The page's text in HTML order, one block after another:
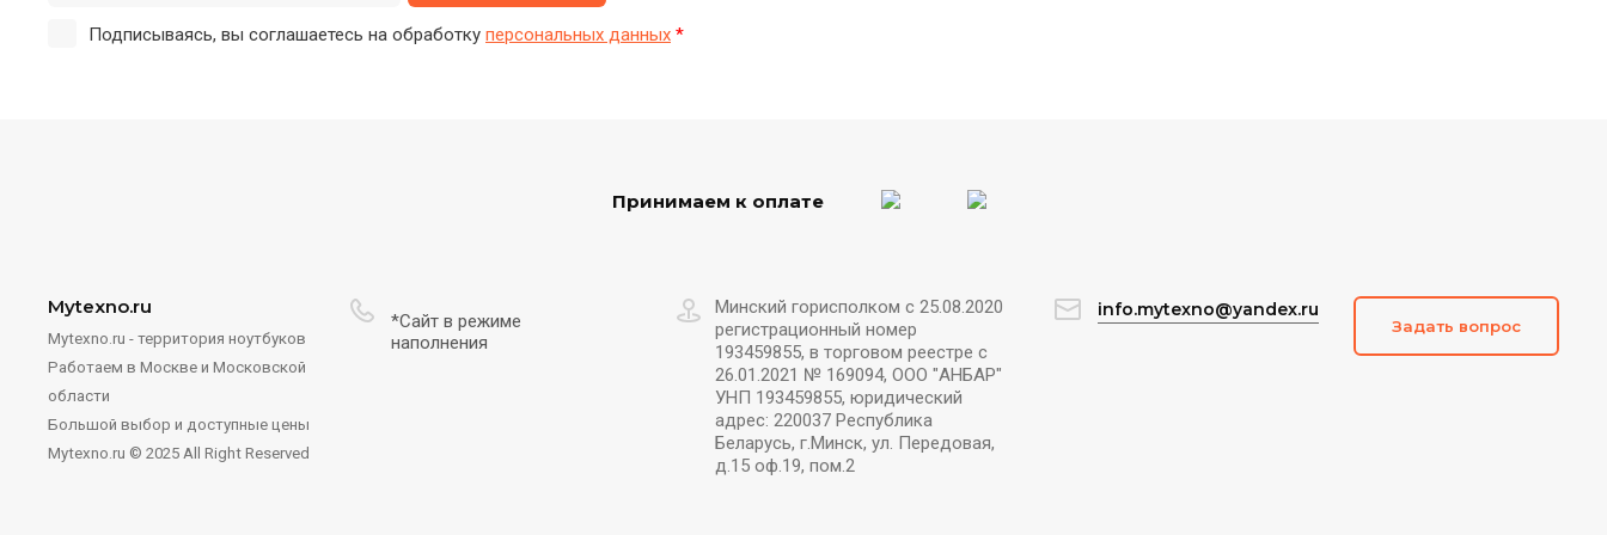
Подписываясь, вы соглашаетесь на обработку персональных данных *
Принимаем к оплате
Mytexno.ru
Mytexno.ru - территория ноутбуков
Работаем в Москве и Московской
области
Большой выбор и доступные цены
Mytexno.ru © 2025 All Right Reserved
*Сайт в режиме
наполнения
Минский горисполком с 25.08.2020
регистрационный номер
193459855, в торговом реестре с
26.01.2021 № 169094, ООО "АНБАР"
УНП 193459855, юридический
адрес: 220037 Республика
Беларусь, г.Минск, ул. Передовая,
д.15 оф.19, пом.2
info.mytexno@yandex.ru
Задать вопрос